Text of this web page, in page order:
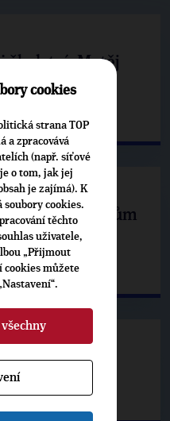
školství. Matěj
Havla příznivcům
republiky
o extremismu.
cookies
strana TOP
a zpracovává
(např. síťové
o tom, jak jej
je zajímá). K
cookies.
těchto
uživatele,
„Přijmout
cookies můžete